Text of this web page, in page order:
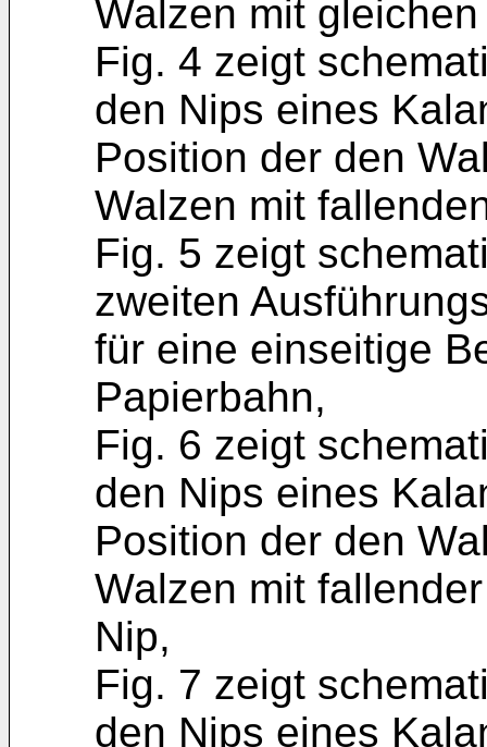
Walzen mit
Fig. 4 zeigt
den Nips eines
Position der den
Walzen mit
Fig. 5 zeigt
zweiten
für eine einseitige
Papierbahn,
Fig. 6 zeigt
den Nips eines
Position der den
Walzen mit
Nip,
Fig. 7 zeigt
den Nips eines